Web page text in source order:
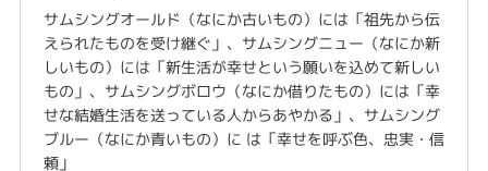
サムシングオールド（なにか古いもの）には「祖先から伝
えられたものを受け継ぐ」、サムシングニュー（なにか新
しいもの）には「新生活が幸せという願いを込めて新しい
もの」、サムシングボロウ（なにか借りたもの）には「幸
せな結婚生活を送っている人からあやかる」、サムシング
ブルー（なにか青いもの）に は「幸せを呼ぶ色、忠実・信
頼」